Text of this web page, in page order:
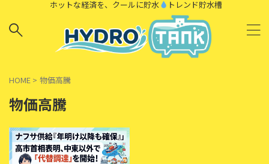
ホットな経済を、クールに貯水 トレンド貯水槽
HOME > 物価高騰
物価高騰